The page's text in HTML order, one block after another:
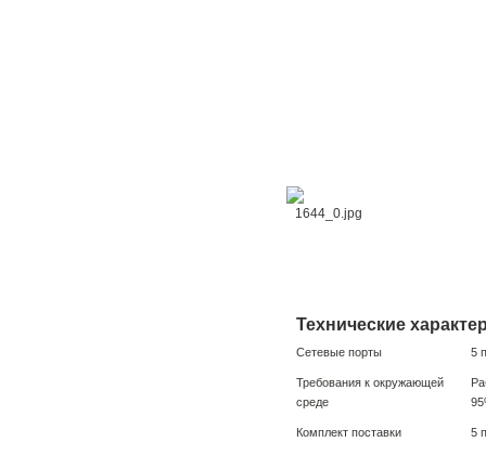
Технические
Сетевые порты 5
Требования к окружающей
среде
Комплект поставки 5